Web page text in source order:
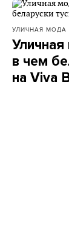
УЛИЧНАЯ МОДА
в чем
на Viva